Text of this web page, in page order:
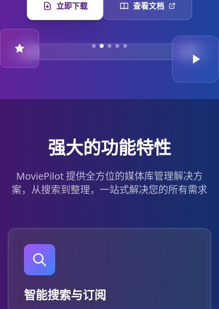
立即下载 查看文档
订阅管理 - 自动追剧
强大的功能特性
MoviePilot 提供全方位的媒体库管理解决方
案，从搜索到整理，一站式解决您的所有需求
智能搜索与订阅